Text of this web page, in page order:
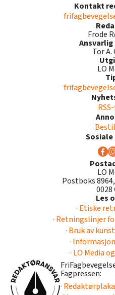
Kontakt
Frode
Tor A.
LO
LO
Postboks
0028
Les
· Etiske
· Retningslinjer
· Bruk av
·
· LO Media
Fagpressen:
·